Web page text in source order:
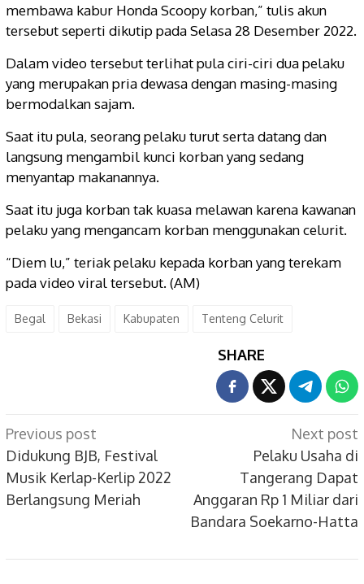
membawa kabur Honda Scoopy korban,” tulis akun
tersebut seperti dikutip pada Selasa 28 Desember 2022.
Dalam video tersebut terlihat pula ciri-ciri dua pelaku
yang merupakan pria dewasa dengan masing-masing
bermodalkan sajam.
Saat itu pula, seorang pelaku turut serta datang dan
langsung mengambil kunci korban yang sedang
menyantap makanannya.
Saat itu juga korban tak kuasa melawan karena kawanan
pelaku yang mengancam korban menggunakan celurit.
“Diem lu,” teriak pelaku kepada korban yang terekam
pada video viral tersebut. (AM)
Begal Bekasi Kabupaten Tenteng Celurit
SHARE
Post
navigation
Previous post
Didukung BJB, Festival
Musik Kerlap-Kerlip 2022
Berlangsung Meriah
Next post
Pelaku Usaha di
Tangerang Dapat
Anggaran Rp 1 Miliar dari
Bandara Soekarno-Hatta